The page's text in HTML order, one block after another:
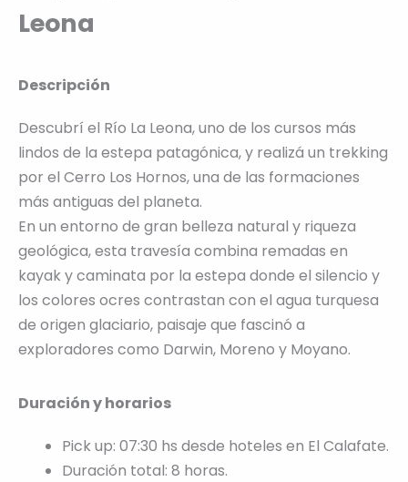
Leona
Descripción
Descubrí el Río La Leona, uno de los cursos más
lindos de la estepa patagónica, y realizá un trekking
por el Cerro Los Hornos, una de las formaciones
más antiguas del planeta.
En un entorno de gran belleza natural y riqueza
geológica, esta travesía combina remadas en
kayak y caminata por la estepa donde el silencio y
los colores ocres contrastan con el agua turquesa
de origen glaciario, paisaje que fascinó a
exploradores como Darwin, Moreno y Moyano.
Duración y horarios
Pick up: 07:30 hs desde hoteles en El Calafate.
Duración total: 8 horas.